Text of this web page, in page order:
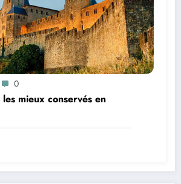
0
mieux conservés en